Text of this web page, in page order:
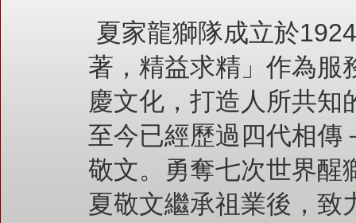
夏家龍獅隊成立於
著，精益求精」作為服
慶文化，打造人所共知
至今已經歷過四代相傳
敬文。勇奪七次世界醒
夏敬文繼承祖業後，致